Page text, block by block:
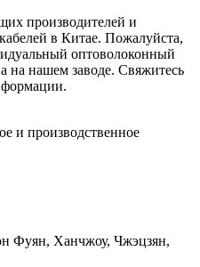
производителей и
в Китае. Пожалуйста,
оптоволоконный
на нашем заводе. Свяжитесь
и производственное
Фуян, Ханчжоу, Чжэцзян,